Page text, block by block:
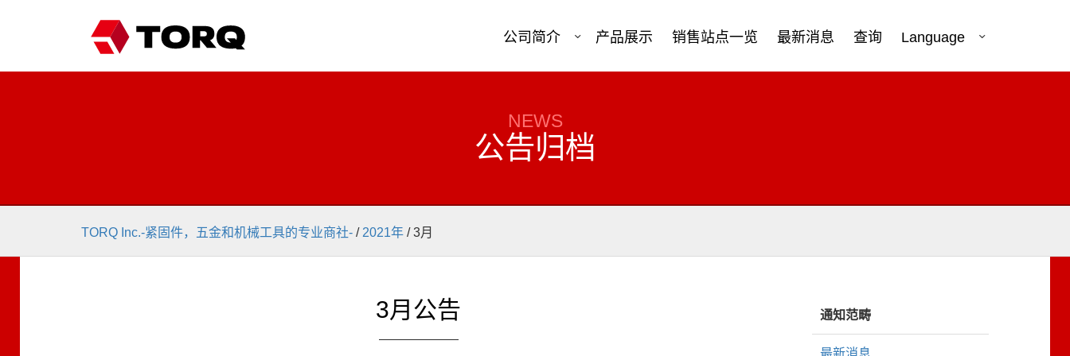
公司简介 产品展示 销售站点一览 最新消息 查询 Language
NEWS
公告归档
TORQ Inc.-紧固件，五金和机械工具的专业商社- / 2021年 /3月
3月公告 通知范畴
最新消息